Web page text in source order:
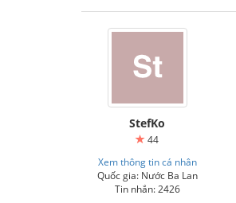
StefKo
44
Xem thông tin cá nhân
Quốc gia: Nước Ba Lan
Tin nhắn: 2426